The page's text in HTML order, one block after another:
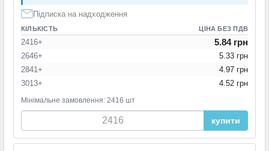
Підписка на надходження
КІЛЬКІСТЬ ЦІНА БЕЗ ПДВ
2416+ 5.84 грн
2646+
5.33 грн
2841+
4.97 грн
3013+
4.52 грн
Мінімальне замовлення: 2416 шт
купити